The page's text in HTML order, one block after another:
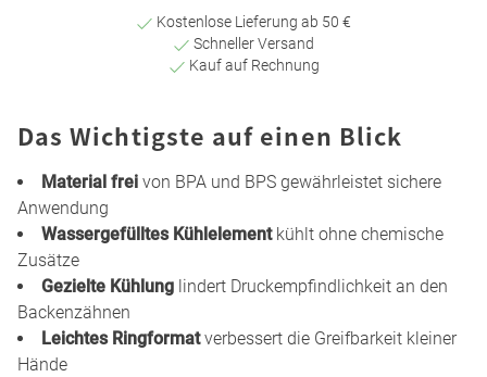
Kostenlose Lieferung ab 50 €
Schneller Versand
Kauf auf Rechnung
Das Wichtigste auf einen Blick
Material frei von BPA und BPS gewährleistet sichere
Anwendung
Wassergefülltes Kühlelementkühlt ohne chemische
Zusätze
Gezielte Kühlung lindert Druckempfindlichkeit an den
Backenzähnen
Leichtes Ringformatverbessert die Greifbarkeit kleiner
Hände